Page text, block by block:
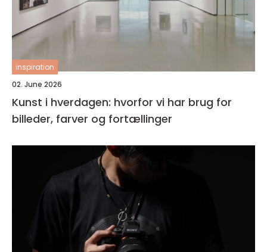
inspiration
02. June 2026
Kunst i hverdagen: hvorfor vi har brug for
billeder, farver og fortællinger